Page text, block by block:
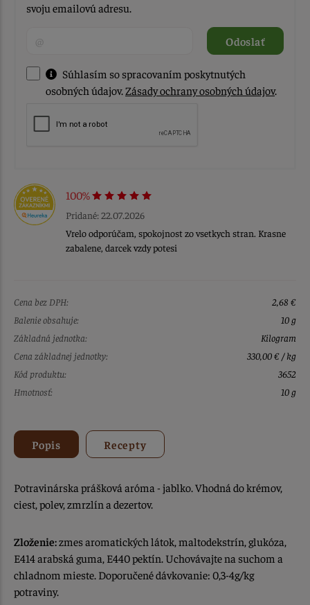
svoju emailovú adresu.
Odoslať
Súhlasím so spracovaním poskytnutých
osobných údajov.Zásady ochrany osobných údajov.
100%
Pridané: 22.07.2026
Vrelo odporúčam, spokojnost zo vsetkych stran. Krasne
zabalene, darcek vzdy potesi
Cena bez DPH:
2,68 €
Balenie obsahuje:
10 g
Základná jednotka:
Kilogram
Cena základnej jednotky:
330,00 € / kg
Kód produktu:
3652
Hmotnosť:
10 g
Popis Recepty
Potravinárska prášková aróma - jablko. Vhodná do krémov,
ciest, polev, zmrzlín a dezertov.
Zloženie:zmes aromatických látok, maltodekstrín, glukóza,
E414 arabská guma, E440 pektín. Uchovávajte na suchom a
chladnom mieste. Doporučené dávkovanie: 0,3-4g/kg
potraviny.